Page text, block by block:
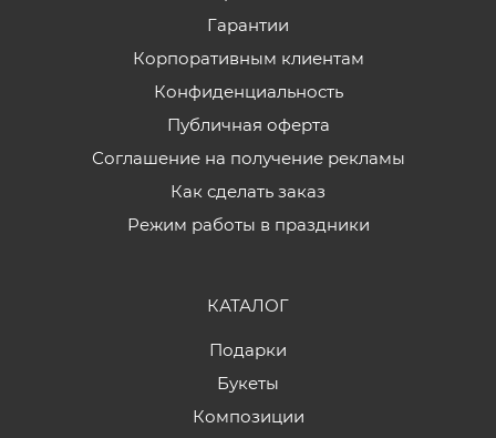
Гарантии
Корпоративным клиентам
Конфиденциальность
Публичная оферта
Соглашение на получение рекламы
Как сделать заказ
Режим работы в праздники
КАТАЛОГ
Подарки
Букеты
Композиции